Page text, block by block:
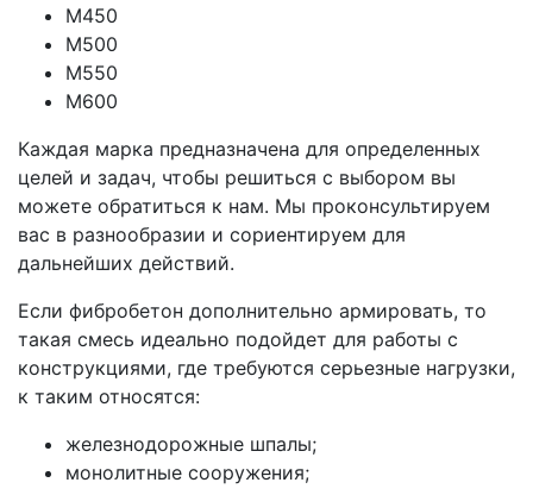
М450
М500
М550
М600
Каждая марка предназначена для определенных
целей и задач, чтобы решиться с выбором вы
можете обратиться к нам. Мы проконсультируем
вас в разнообразии и сориентируем для
дальнейших действий.
Если фибробетон дополнительно армировать, то
такая смесь идеально подойдет для работы с
конструкциями, где требуются серьезные нагрузки,
к таким относятся:
железнодорожные шпалы;
монолитные сооружения;